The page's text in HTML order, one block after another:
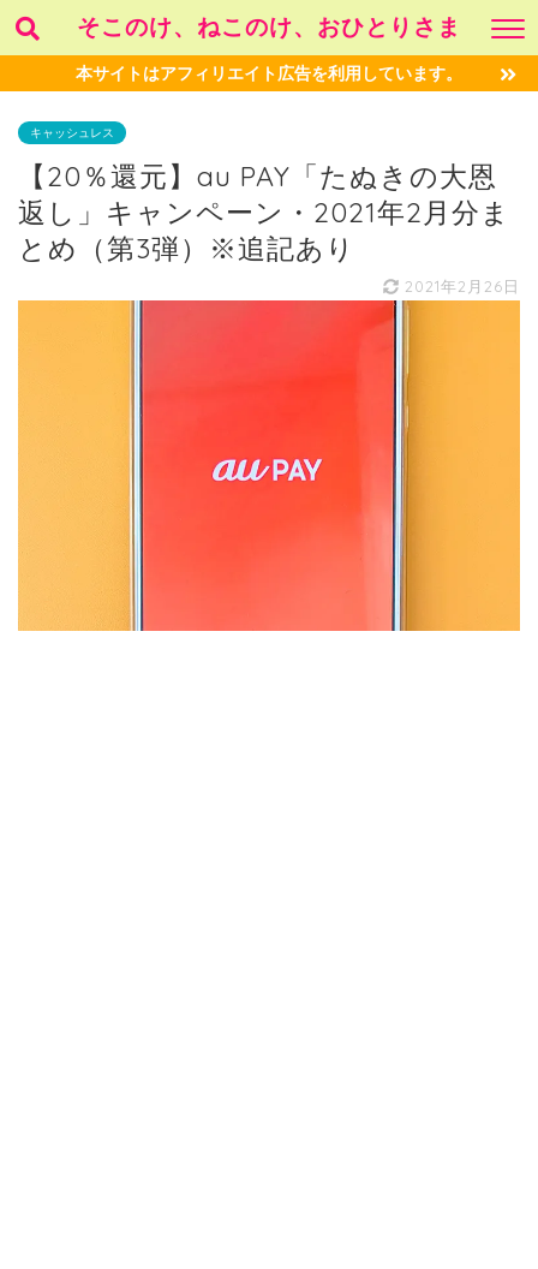
そこのけ、ねこのけ、おひとりさま
本サイトはアフィリエイト広告を利用しています。
キャッシュレス
【20％還元】au PAY「たぬきの大恩
返し」キャンペーン・2021年2月分ま
とめ（第3弾）※追記あり
2021年2月26日